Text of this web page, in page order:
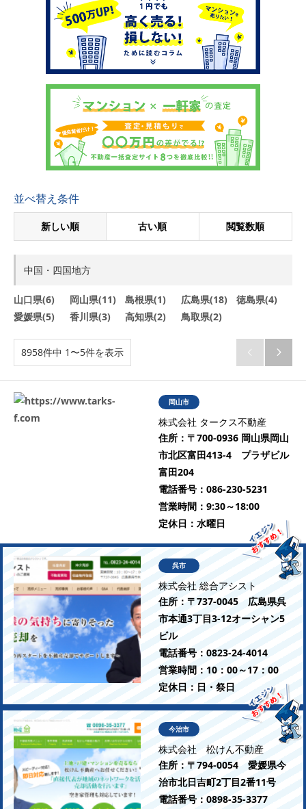
運営会社
利用規約について
掲載受付窓口はこちら
並べ替え条件
新しい順 古い順 閲覧数順
中国・四国地方
山口県(6) 岡山県(11) 島根県(1) 広島県(18)
徳島県(4)
愛媛県(5)
香川県(3) 高知県(2) 鳥取県(2)
8958件中 1〜5件を表示  
岡山市
株式会社 タークス不動産
住所： 〒700-0936 岡山県岡山
市北区富田413-4 プラザビル
富田204
電話番号： 086-230-5231
営業時間： 9:30～18:00
定休日： 水曜日
呉市
株式会社 総合アシスト
住所： 〒737-0045 広島県呉
市本通3丁目3-12オーシャン5
ビル
電話番号： 0823-24-4014
営業時間： 10：00～17：00
定休日： 日・祭日
今治市
株式会社 松けん不動産
住所： 〒794-0054 愛媛県今
治市北日吉町2丁目2番11号
電話番号： 0898-35-3377